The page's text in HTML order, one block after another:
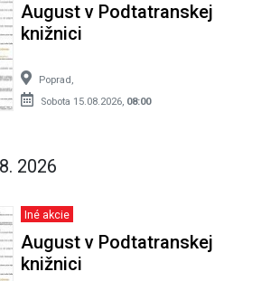
August v Podtatranskej
knižnici
Poprad,
Sobota 15.08.2026, 08:00
2026
Iné akcie
August v Podtatranskej
knižnici